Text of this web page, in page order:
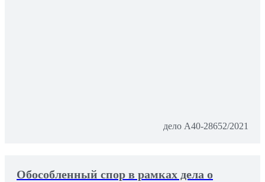
дело А40-28652/2021
Обособленный спор в рамках дела о